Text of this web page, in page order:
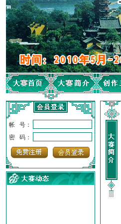
帐 号：
密 码：